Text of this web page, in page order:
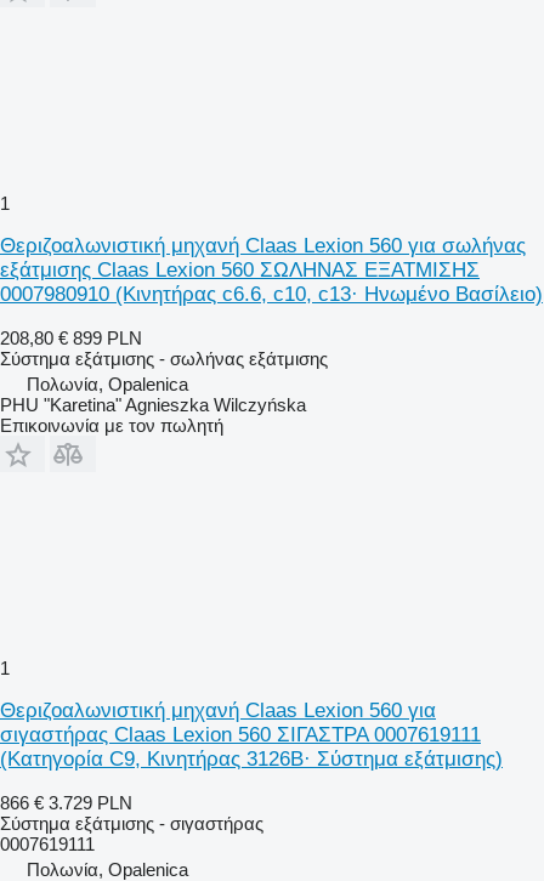
1
Θεριζοαλωνιστική μηχανή Claas Lexion 560 για σωλήνας
εξάτμισης Claas Lexion 560 ΣΩΛΗΝΑΣ ΕΞΑΤΜΙΣΗΣ
0007980910 (Κινητήρας c6.6, c10, c13· Ηνωμένο Βασίλειο)
208,80 € 899 PLN
Σύστημα εξάτμισης - σωλήνας εξάτμισης
Πολωνία, Opalenica
PHU "Karetina" Agnieszka Wilczyńska
Επικοινωνία με τον πωλητή
1
Θεριζοαλωνιστική μηχανή Claas Lexion 560 για
σιγαστήρας Claas Lexion 560 ΣΙΓΑΣΤΡΑ 0007619111
(Κατηγορία C9, Κινητήρας 3126B· Σύστημα εξάτμισης)
866 € 3.729 PLN
Σύστημα εξάτμισης - σιγαστήρας
0007619111
Πολωνία, Opalenica